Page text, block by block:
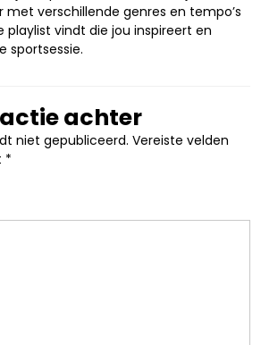
met verschillende genres en tempo’s
vindt die jou inspireert en
sportsessie.
achter
niet gepubliceerd. Vereiste velden
*